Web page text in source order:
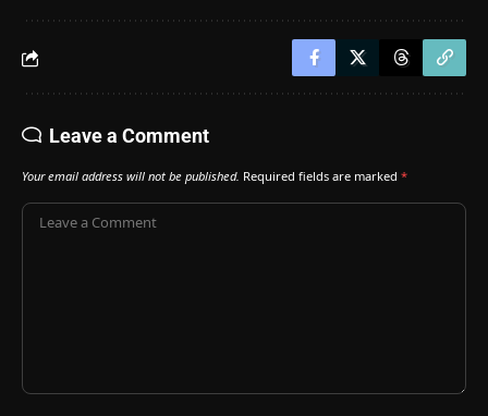
Leave a Comment
Your email address will not be published. Required fields are marked *